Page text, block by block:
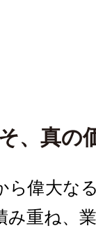
、真の
ら偉大な
み重ね、